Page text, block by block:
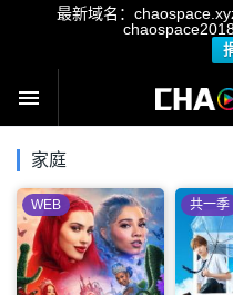
最新域名：
家庭
WEB 共一季